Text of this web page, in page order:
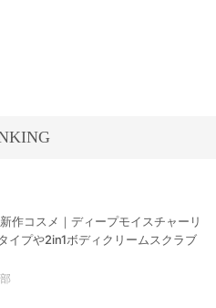
作コスメ｜ディープモイスチャーリ
イプや2in1ボディクリームスクラブ